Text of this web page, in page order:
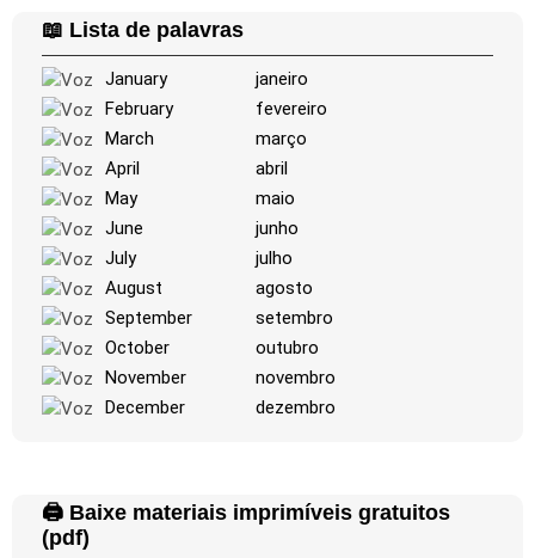
📖 Lista de palavras
January
janeiro
February
fevereiro
March
março
April
abril
May
maio
June
junho
July
julho
August
agosto
September
setembro
October
outubro
November
novembro
December
dezembro
🖨️ Baixe materiais imprimíveis gratuitos
(pdf)